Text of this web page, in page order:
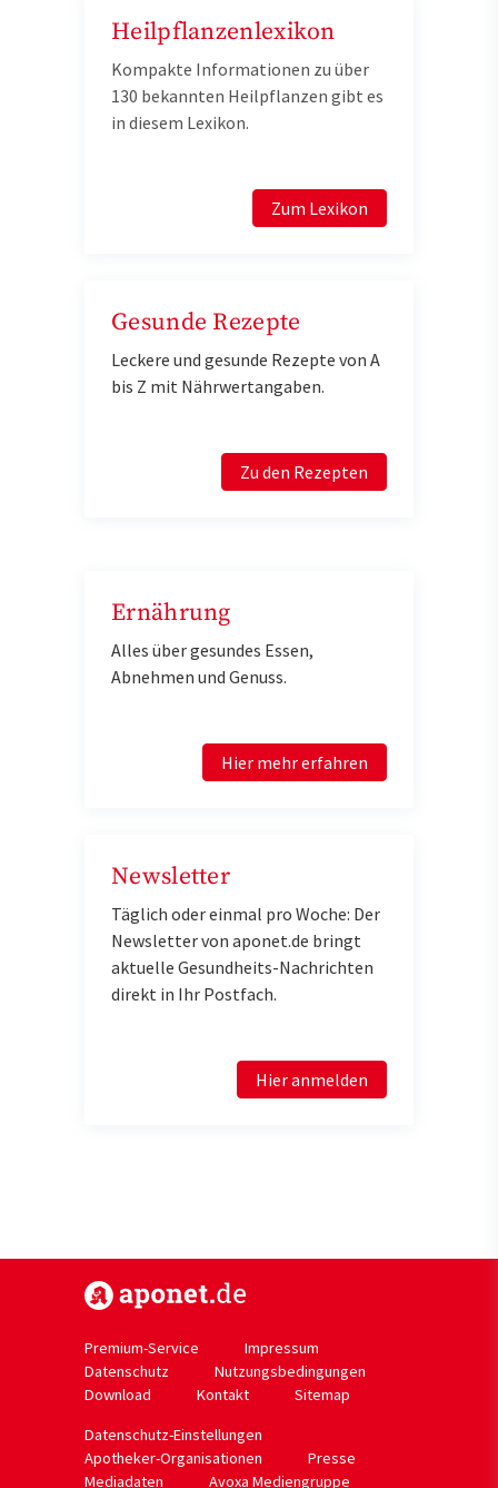
Heilpflanzenlexikon
Kompakte Informationen zu über
130 bekannten Heilpflanzen gibt es
in diesem Lexikon.
Zum Lexikon
Gesunde Rezepte
Leckere und gesunde Rezepte von A
bis Z mit Nährwertangaben.
Zu den Rezepten
Ernährung
Alles über gesundes Essen,
Abnehmen und Genuss.
Hier mehr erfahren
Newsletter
Täglich oder einmal pro Woche: Der
Newsletter von aponet.de bringt
aktuelle Gesundheits-Nachrichten
direkt in Ihr Postfach.
Hier anmelden
Premium-Service
Impressum
Datenschutz
Nutzungsbedingungen
Download
Kontakt
Sitemap
Datenschutz-Einstellungen
Apotheker-Organisationen
Presse
Mediadaten
Avoxa Mediengruppe